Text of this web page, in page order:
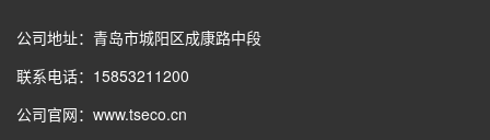
公司地址：青岛市城阳区成康路中段
联系电话： 15853211200
公司官网：www.tseco.cn